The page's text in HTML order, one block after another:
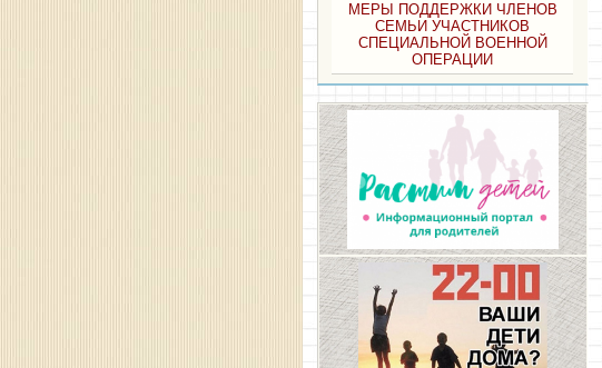
МЕРЫ ПОДДЕРЖКИ ЧЛЕНОВ
СЕМЬИ УЧАСТНИКОВ
СПЕЦИАЛЬНОЙ ВОЕННОЙ
ОПЕРАЦИИ